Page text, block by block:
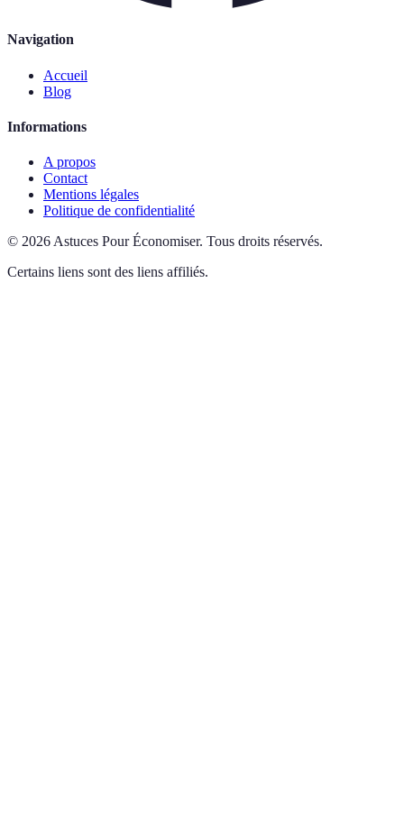
Navigation
Accueil
Blog
Informations
A propos
Contact
Mentions légales
Politique de confidentialité
© 2026 Astuces Pour Économiser. Tous droits réservés.
Certains liens sont des liens affiliés.